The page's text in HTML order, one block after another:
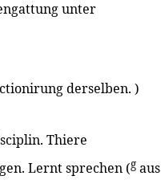
unter
derselben. )
Thiere
Lernt sprechen (g aus